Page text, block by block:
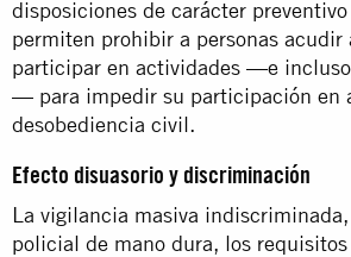
disposiciones de carácter
permiten prohibir a personas acudir
participar en actividades —e
— para impedir su participación en
desobediencia civil.
Efecto disuasorio y discriminación
La vigilancia masiva
policial de mano dura, los requisitos